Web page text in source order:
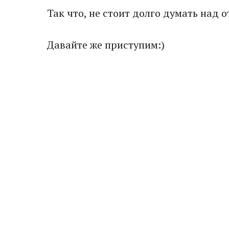
Так что, не стоит долго думать над
Давайте же приступим:)